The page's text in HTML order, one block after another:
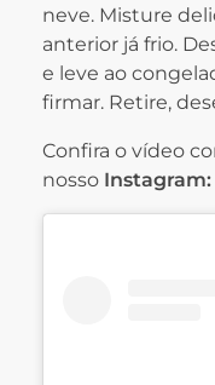
neve. Misture
anterior já frio.
e leve ao
firmar. Retire,
Confira o vídeo
nosso Instagram: